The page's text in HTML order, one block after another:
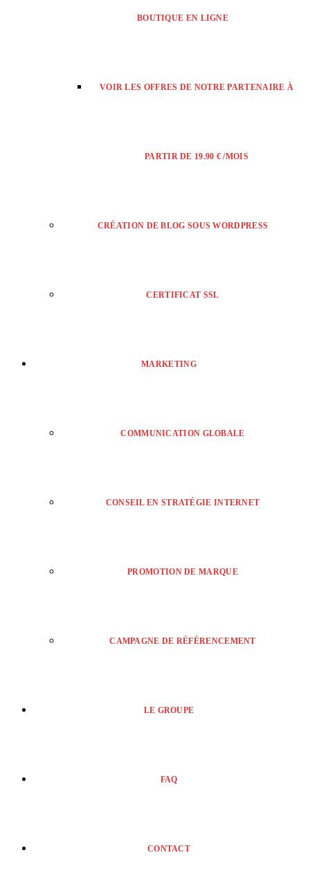
BOUTIQUE EN LIGNE
VOIR LES OFFRES DE NOTRE PARTENAIRE À
PARTIR DE 19.90 € /MOIS
CRÉATION DE BLOG SOUS WORDPRESS
CERTIFICAT SSL
MARKETING
COMMUNICATION GLOBALE
CONSEIL EN STRATÉGIE INTERNET
PROMOTION DE MARQUE
CAMPAGNE DE RÉFÉRENCEMENT
LE GROUPE
FAQ
CONTACT